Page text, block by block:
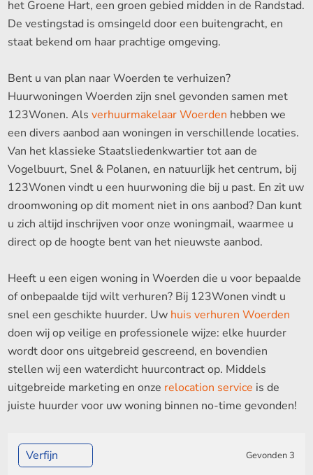
het Groene Hart, een groen gebied midden in de Randstad.
De vestingstad is omsingeld door een buitengracht, en
staat bekend om haar prachtige omgeving.
Bent u van plan naar Woerden te verhuizen?
Huurwoningen Woerden zijn snel gevonden samen met
123Wonen. Als verhuurmakelaar Woerden hebben we
een divers aanbod aan woningen in verschillende locaties.
Van het klassieke Staatsliedenkwartier tot aan de
Vogelbuurt, Snel & Polanen, en natuurlijk het centrum, bij
123Wonen vindt u een huurwoning die bij u past. En zit uw
droomwoning op dit moment niet in ons aanbod? Dan kunt
u zich altijd inschrijven voor onze woningmail, waarmee u
direct op de hoogte bent van het nieuwste aanbod.
Heeft u een eigen woning in Woerden die u voor bepaalde
of onbepaalde tijd wilt verhuren? Bij 123Wonen vindt u
snel een geschikte huurder. Uw huis verhuren Woerden
doen wij op veilige en professionele wijze: elke huurder
wordt door ons uitgebreid gescreend, en bovendien
stellen wij een waterdicht huurcontract op. Middels
uitgebreide marketing en onze relocation service is de
juiste huurder voor uw woning binnen no-time gevonden!
Verfijn Gevonden 3